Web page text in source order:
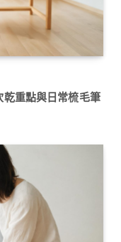
重點與日常梳毛筆